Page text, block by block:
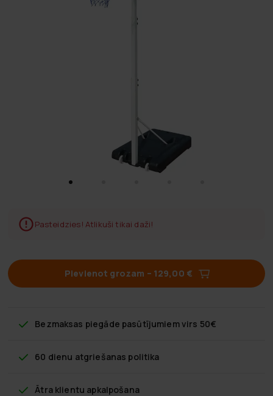
Pasteidzies! Atlikuši tikai daži!
Pievienot grozam – 129,00 €
Bezmaksas piegāde pasūtījumiem virs 50€
60 dienu atgriešanas politika
Ātra klientu apkalpošana